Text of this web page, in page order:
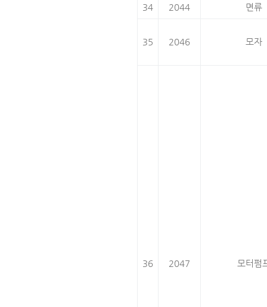
34 2044 면류
35 2046 모자
36 2047 모터펌